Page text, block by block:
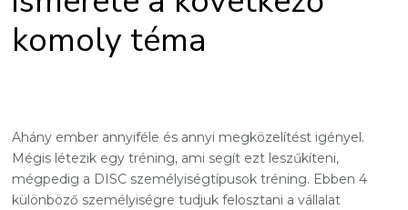
komoly téma
Ahány ember annyiféle és annyi megközelítést igényel.
Mégis létezik egy tréning, ami segít ezt leszűkíteni,
mégpedig a DISC személyiségtípusok tréning. Ebben 4
különböző személyiségre tudjuk felosztani a vállalat